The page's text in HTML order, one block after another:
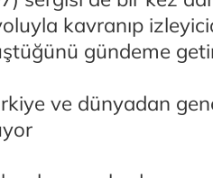
kavranıp
gündeme
ve dünyadan